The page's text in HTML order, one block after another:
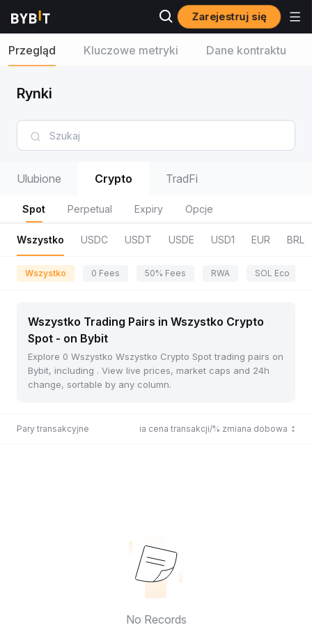
Zarejestruj się
Przegląd Kluczowe metryki Dane kontraktu
Rynki
Ulubione Crypto TradFi
Spot Perpetual Expiry Opcje
Wszystko USDC USDT USDE USD1 EUR BRL
Wszystko 0 Fees 50% Fees RWA SOL Eco
Wszystko Trading Pairs in Wszystko Crypto
Spot - on Bybit
Explore 0 Wszystko Wszystko Crypto Spot trading pairs on
Bybit, including . View live prices, market caps and 24h
change, sortable by any column.
Pary transakcyjne Ostatnia cena transakcji/% zmiana dobowa
No Records